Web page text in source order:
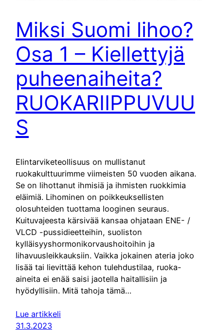
Miksi Suomi lihoo?
Osa 1 – Kiellettyjä
puheenaiheita?
RUOKARIIPPUVUU
S
Elintarviketeollisuus on mullistanut
ruokakulttuurimme viimeisten 50 vuoden aikana.
Se on lihottanut ihmisiä ja ihmisten ruokkimia
eläimiä. Lihominen on poikkeuksellisten
olosuhteiden tuottama looginen seuraus.
Kuituvajeesta kärsivää kansaa ohjataan ENE- /
VLCD -pussidieetteihin, suoliston
kylläisyyshormonikorvaushoitoihin ja
lihavuusleikkauksiin. Vaikka jokainen ateria joko
lisää tai lievittää kehon tulehdustilaa, ruoka-
aineita ei enää saisi jaotella haitallisiin ja
hyödyllisiin. Mitä tahoja tämä…
Lue artikkeli
31.3.2023